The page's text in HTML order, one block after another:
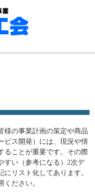
様の事業計画の策定や商品
ビス開発）には、現況や情
ることが重要です。その際
すい（参考になる）2次デ
にリスト化してあります。
ください。